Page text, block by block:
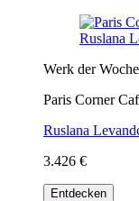
Werk der Woche
Paris Corner
Ruslana
3.426 €
Entdecken